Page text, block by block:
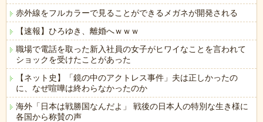
赤外線をフルカラーで見ることができるメガネが開発される
【速報】ひろゆき、離婚へｗｗｗ
職場で電話を取った新入社員の女子がヒワイなことを言われて
ショックを受けたことがあった
【ネット史】「鏡の中のアクトレス事件」夫は正しかったの
に、なぜ喧嘩は終わらなかったのか
海外「日本は戦勝国なんだよ」 戦後の日本人の特別な生き様に
各国から称賛の声